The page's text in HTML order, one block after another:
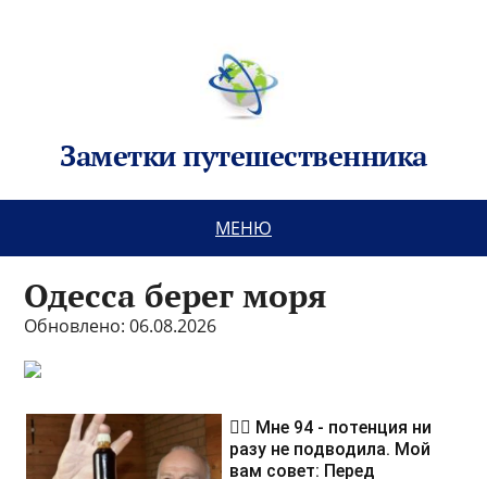
Заметки путешественника
МЕНЮ
Одесса берег моря
Обновлено: 06.08.2026
❤️‍🔥 Мне 94 - потенция ни
разу не подводила. Мой
вам совет: Перед